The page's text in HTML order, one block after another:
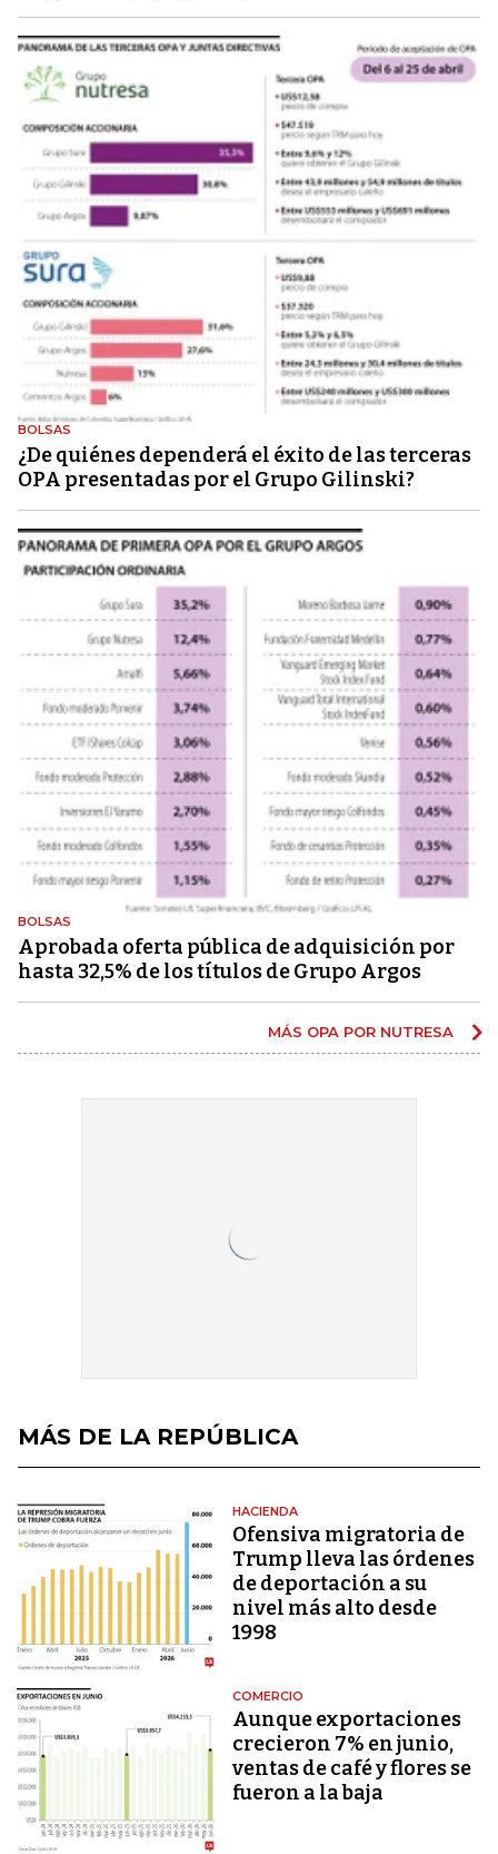
BOLSAS
¿De quiénes dependerá el éxito de las terceras
OPA presentadas por el Grupo Gilinski?
BOLSAS
Aprobada oferta pública de adquisición por
hasta 32,5% de los títulos de Grupo Argos
MÁS OPA POR NUTRESA
MÁS DE LA REPÚBLICA
HACIENDA
Ofensiva migratoria de
Trump lleva las órdenes
de deportación a su
nivel más alto desde
1998
COMERCIO
Aunque exportaciones
crecieron 7% en junio,
ventas de café y flores se
fueron a la baja